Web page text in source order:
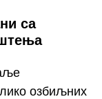
са
озбиљних